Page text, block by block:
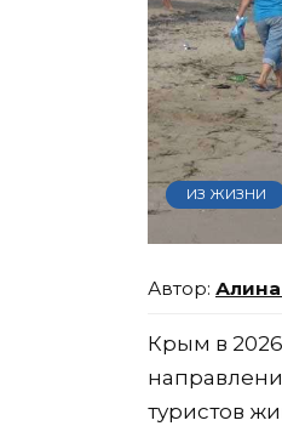
ИЗ ЖИЗНИ
Крым в
туристов